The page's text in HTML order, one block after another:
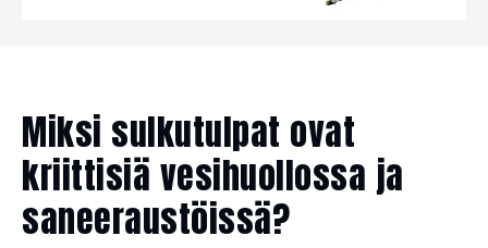
Miksi sulkutulpat ovat
kriittisiä vesihuollossa ja
saneeraustöissä?